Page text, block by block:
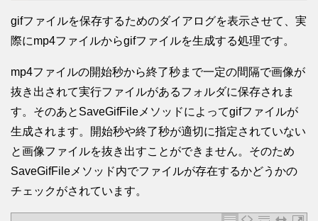
gifファイルを保存するためのダイアログを表示させて、実
際にmp4ファイルからgifファイルを生成する処理です。
mp4ファイルの開始秒から終了秒まで一定の間隔で画像が
抜き出されて実行ファイルがあるフォルダに保存されま
す。そのあとSaveGifFileメソッドによってgifファイルが
生成されます。開始秒や終了秒が適切に指定されていない
と画像ファイルを抜き出すことができません。そのため
SaveGifFileメソッド内でファイルが存在するかどうかの
チェックがされています。